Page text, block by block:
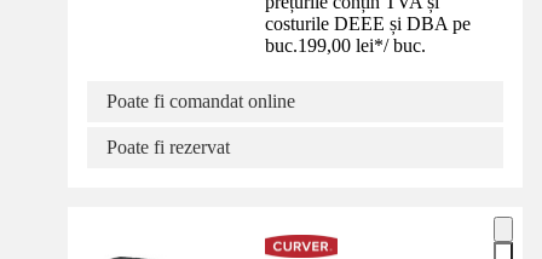
costurile DEEE și DBA pe
buc.199,00 lei*/ buc.
Poate fi comandat online
Poate fi rezervat